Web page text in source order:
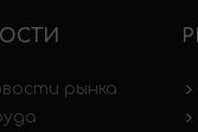
рынка